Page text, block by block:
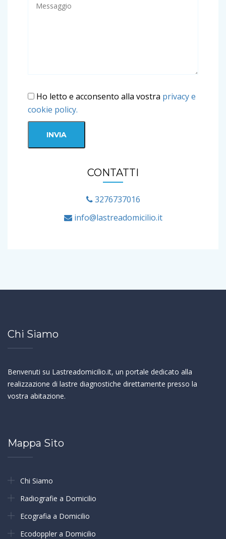
Ho letto e acconsento alla vostra privacy e
cookie policy.
CONTATTI
3276737016
info@lastreadomicilio.it
Chi Siamo
Benvenuti su Lastreadomicilio.it, un portale dedicato alla
realizzazione di lastre diagnostiche direttamente presso la
vostra abitazione.
Mappa Sito
Chi Siamo
Radiografie a Domicilio
Ecografia a Domicilio
Ecodoppler a Domicilio